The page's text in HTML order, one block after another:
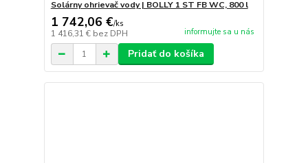
Solárny ohrievač vody | BOLLY 1 ST FB WC, 800 l
1 742,06 €/ks
1 416,31 € bez DPH informujte sa u nás
Pridať do košíka